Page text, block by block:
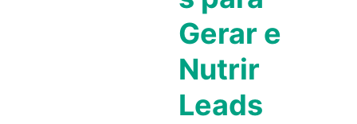
Gerar e
Nutrir
Leads